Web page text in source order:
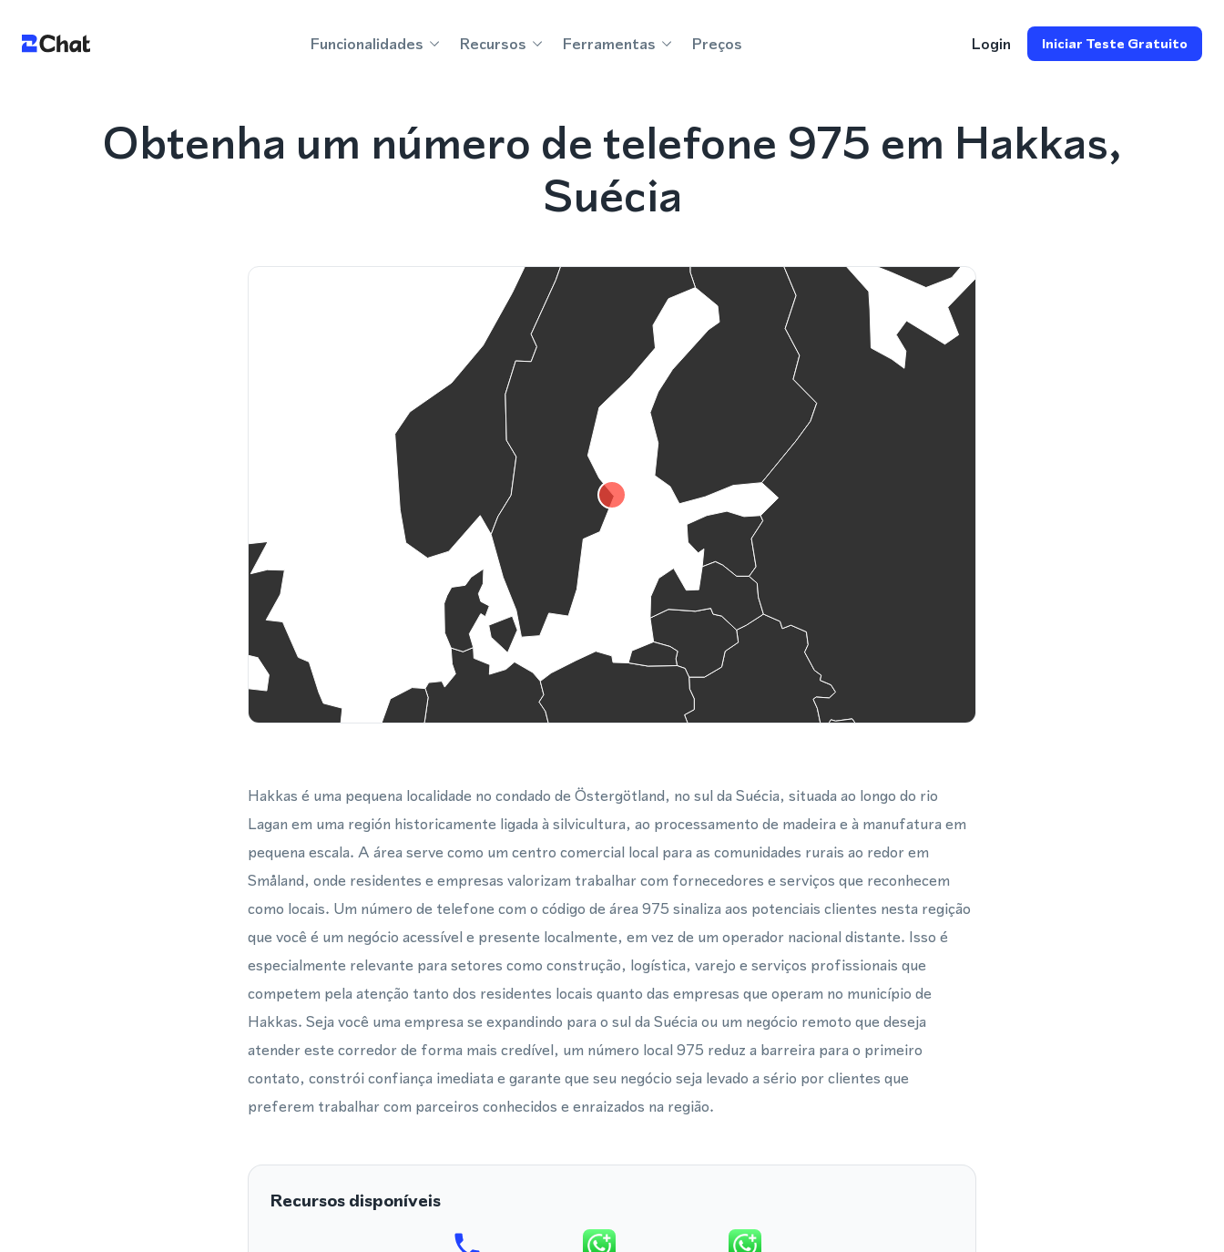
Funcionalidades Recursos Ferramentas Preços Login Iniciar Teste Gratuito
Obtenha um número de telefone 975 em Hakkas,
Suécia
Hakkas é uma pequena localidade no condado de Östergötland, no sul da Suécia, situada ao longo do rio
Lagan em uma región historicamente ligada à silvicultura, ao processamento de madeira e à manufatura em
pequena escala. A área serve como um centro comercial local para as comunidades rurais ao redor em
Småland, onde residentes e empresas valorizam trabalhar com fornecedores e serviços que reconhecem
como locais. Um número de telefone com o código de área 975 sinaliza aos potenciais clientes nesta regição
que você é um negócio acessível e presente localmente, em vez de um operador nacional distante. Isso é
especialmente relevante para setores como construção, logística, varejo e serviços profissionais que
competem pela atenção tanto dos residentes locais quanto das empresas que operam no município de
Hakkas. Seja você uma empresa se expandindo para o sul da Suécia ou um negócio remoto que deseja
atender este corredor de forma mais credível, um número local 975 reduz a barreira para o primeiro
contato, constrói confiança imediata e garante que seu negócio seja levado a sério por clientes que
preferem trabalhar com parceiros conhecidos e enraizados na região.
Recursos disponíveis